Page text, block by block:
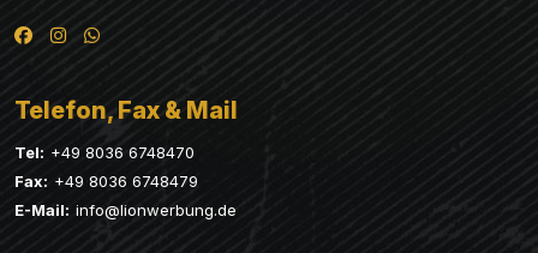
Telefon, Fax & Mail
Tel: +49 8036 6748470
Fax: +49 8036 6748479
E-Mail: info@lionwerbung.de